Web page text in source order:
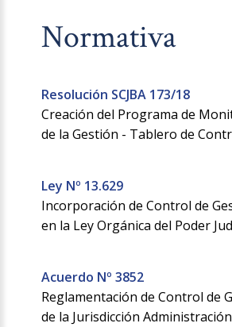
Normativa
Resolución SCJBA 173/18
Creación del Programa de
de la Gestión - Tablero de
Ley Nº 13.629
Incorporación de Control de
en la Ley Orgánica del Poder
Acuerdo Nº 3852
Reglamentación de Control de
de la Jurisdicción